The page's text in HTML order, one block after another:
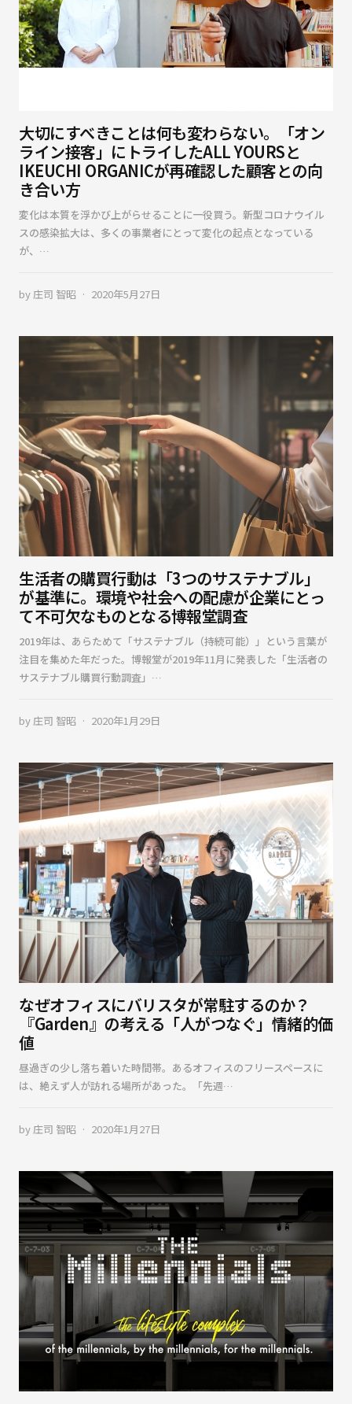
大切にすべきことは何も変わらない。「オン
ライン接客」にトライしたALL YOURSと
IKEUCHI ORGANICが再確認した顧客との向
き合い方
変化は本質を浮かび上がらせることに一役買う。新型コロナウイル
スの感染拡大は、多くの事業者にとって変化の起点となっている
が、…
by庄司 智昭 2020年5月27日
生活者の購買行動は「3つのサステナブル」
が基準に。環境や社会への配慮が企業にとっ
て不可欠なものとなる――博報堂調査
2019年は、あらためて「サステナブル（持続可能）」という言葉が
注目を集めた年だった。博報堂が2019年11月に発表した「生活者の
サステナブル購買行動調査」…
by庄司 智昭 2020年1月29日
なぜオフィスにバリスタが常駐するのか？
『Garden』の考える「人がつなぐ」情緒的価
値
昼過ぎの少し落ち着いた時間帯。あるオフィスのフリースペースに
は、絶えず人が訪れる場所があった。「先週…
by庄司 智昭 2020年1月27日